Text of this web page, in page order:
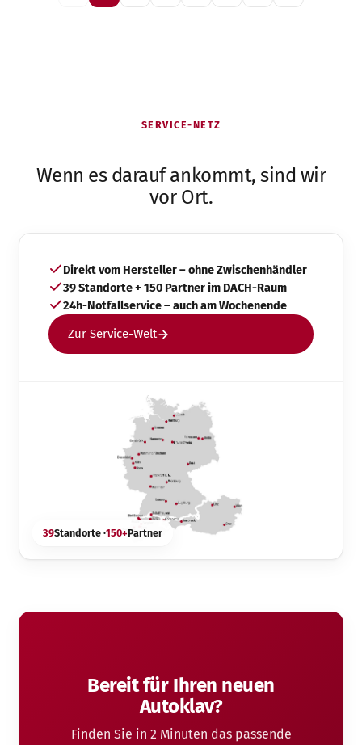
SERVICE-NETZ
Wenn es darauf ankommt, sind wir
vor Ort.
Direkt vom Hersteller – ohne Zwischenhändler
39 Standorte + 150 Partner im DACH-Raum
24h-Notfallservice – auch am Wochenende
Zur Service-Welt
39Standorte ·150+Partner
Bereit für Ihren neuen
Autoklav?
Finden Sie in 2 Minuten das passende